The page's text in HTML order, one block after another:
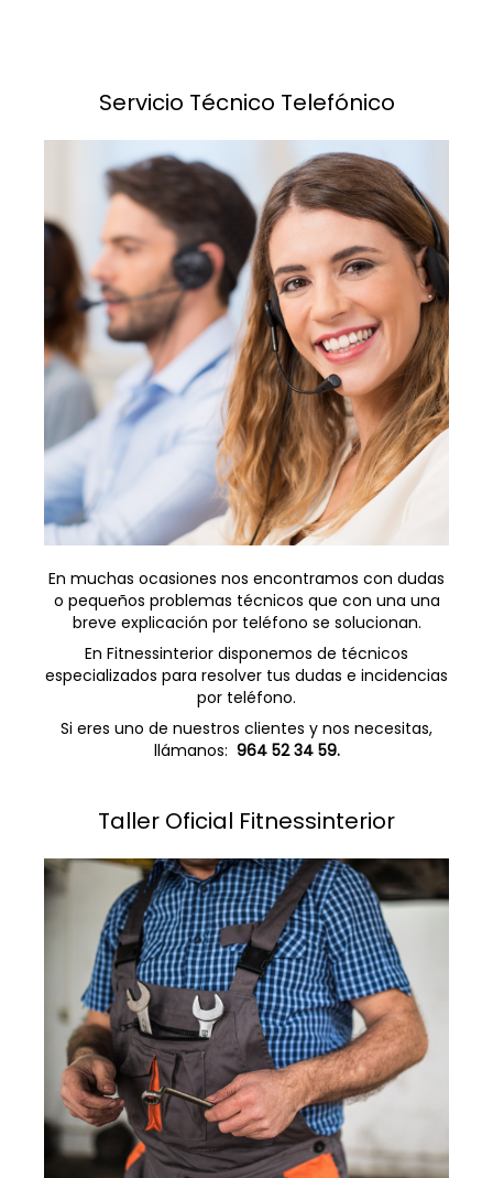
Servicio Técnico Telefónico
En muchas ocasiones nos encontramos con dudas
o pequeños problemas técnicos que con una una
breve explicación por teléfono se solucionan.
En Fitnessinterior disponemos de técnicos
especializados para resolver tus dudas e incidencias
por teléfono.
Si eres uno de nuestros clientes y nos necesitas,
llámanos: 964 52 34 59.
Taller Oficial Fitnessinterior